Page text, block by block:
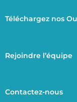
Téléchargez nos
Rejoindre l’équipe
Contactez-nous